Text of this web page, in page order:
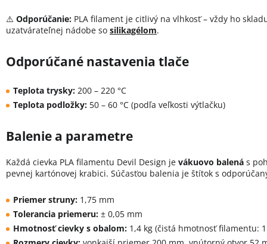
⚠️ Odporúčanie: PLA filament je citlivý na vlhkosť – vždy ho
uzatvárateľnej nádobe so silikagélom.
Odporúčané nastavenia tlače
Teplota trysky: 200 – 220 °C
Teplota podložky: 50 – 60 °C (podľa veľkosti výtlačku)
Balenie a parametre
Každá cievka PLA filamentu Devil Design je vákuovo balená s
pevnej kartónovej krabici. Súčasťou balenia je štítok s
Priemer struny: 1,75 mm
Tolerancia priemeru: ± 0,05 mm
Hmotnosť cievky s obalom: 1,4 kg (čistá hmotnosť filamentu: